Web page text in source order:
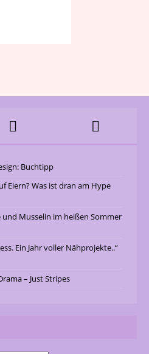
Buchtipp
Eiern? Was ist dran am Hype
Musselin im heißen Sommer
Ein Jahr voller Nähprojekte..“
– Just Stripes